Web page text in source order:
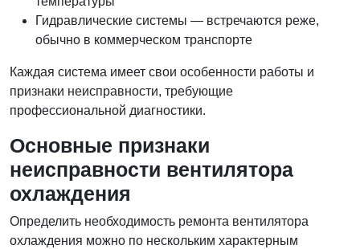
Гидравлические системы — встречаются реже,
обычно в коммерческом транспорте
Каждая система имеет свои особенности работы и
признаки неисправности, требующие
профессиональной диагностики.
Основные признаки
неисправности вентилятора
охлаждения
Определить необходимость ремонта вентилятора
охлаждения можно по нескольким характерным